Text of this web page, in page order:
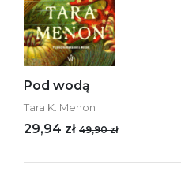
Pod wodą
Tara K. Menon
29,94 zł 49,90 zł